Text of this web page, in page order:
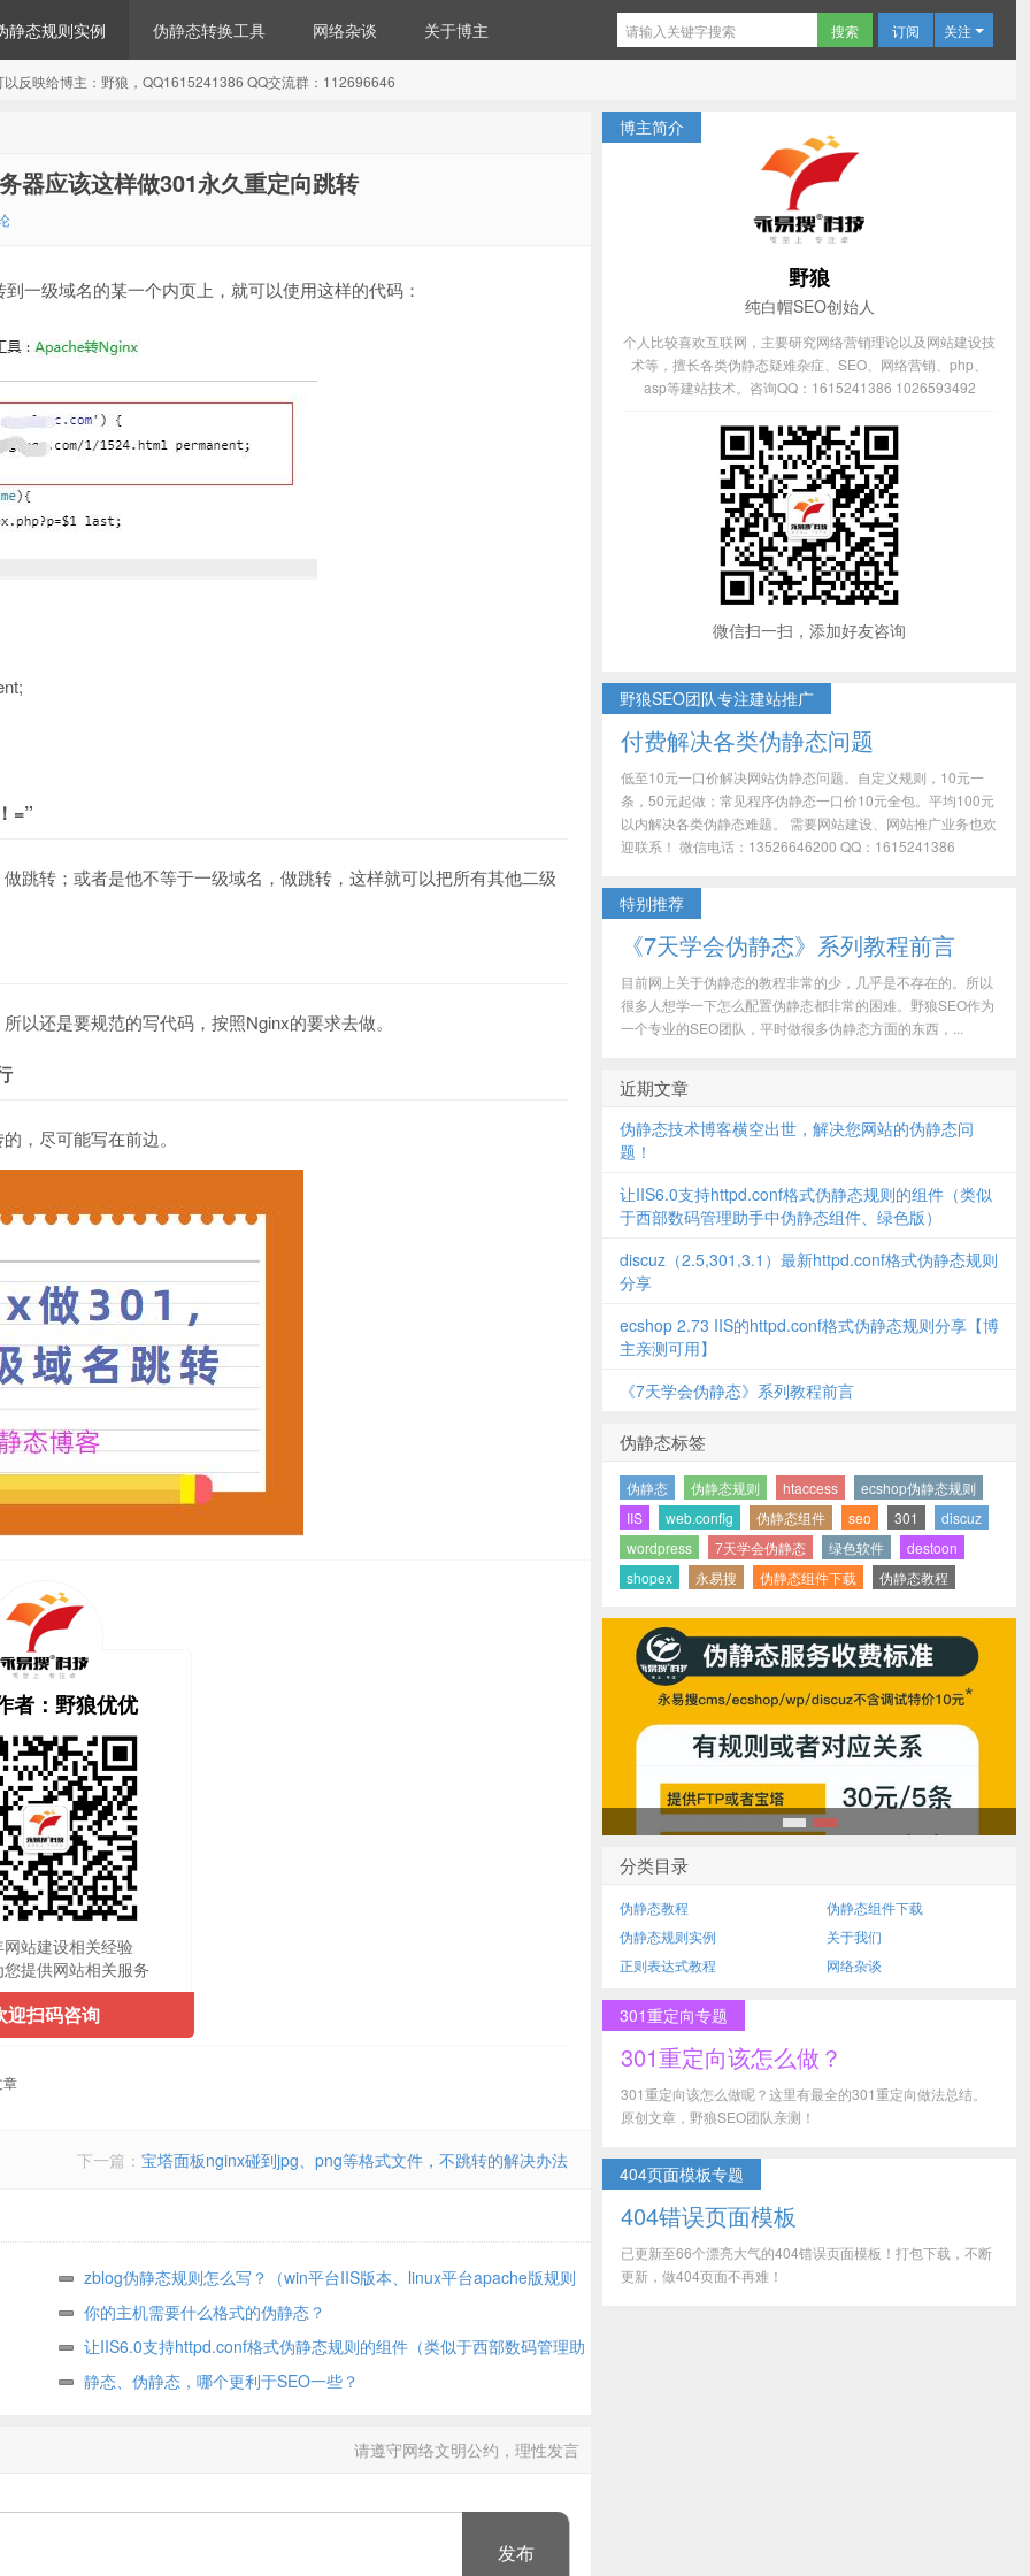
静态规则实例 伪静态转换工具 网络杂谈 关于博主 订阅 关注
反映给博主：野狼，QQ1615241386 QQ交流群：112696646
器应该这样做301永久重定向跳转
一级域名的某一个内页上，就可以使用这样的代码：
=”
跳转；或者是他不等于一级域名，做跳转，这样就可以把所有其他二级
以还是要规范的写代码，按照Nginx的要求去做。
，尽可能写在前边。
者：野狼优优
站建设相关经验
提供网站相关服务
迎扫码咨询
下一篇： 宝塔面板nginx碰到jpg、png等格式文件，不跳转的解决办法
zblog伪静态规则怎么写？（win平台IIS版本、linux平台apache版规则
大全）你的主机需要什么格式的伪静态？
让IIS6.0支持httpd.conf格式伪静态规则的组件（类似于西部数码管理助
手中伪静态组件、绿色版）
静态、伪静态，哪个更利于SEO一些？
请遵守网络文明公约，理性发言
博主简介
野狼
纯白帽SEO创始人
个人比较喜欢互联网，主要研究网络营销理论以及网站建设技
术等，擅长各类伪静态疑难杂症、SEO、网络营销、php、
asp等建站技术。咨询QQ：1615241386 1026593492
微信扫一扫，添加好友咨询
野狼SEO团队专注建站推广
付费解决各类伪静态问题
低至10元一口价解决网站伪静态问题。自定义规则，10元一
条，50元起做；常见程序伪静态一口价10元全包。平均100元
以内解决各类伪静态难题。 需要网站建设、网站推广业务也欢
迎联系！ 微信电话：13526646200 QQ：1615241386
特别推荐
《7天学会伪静态》系列教程前言
目前网上关于伪静态的教程非常的少，几乎是不存在的。所以
很多人想学一下怎么配置伪静态都非常的困难。野狼SEO作为
一个专业的SEO团队，平时做很多伪静态方面的东西，...
近期文章
伪静态技术博客横空出世，解决您网站的伪静态问
题！
让IIS6.0支持httpd.conf格式伪静态规则的组件（类似
于西部数码管理助手中伪静态组件、绿色版）
discuz（2.5,301,3.1）最新httpd.conf格式伪静态规则
分享
ecshop 2.73 IIS的httpd.conf格式伪静态规则分享【博
主亲测可用】
《7天学会伪静态》系列教程前言
伪静态标签
伪静态 伪静态规则 htaccess
ecshop伪静态规则
IIS
web.config 伪静态组件 seo 301
discuz
wordpress
7天学会伪静态 绿色软件
destoon
shopex
永易搜 伪静态组件下载 伪静态教程
分类目录
伪静态教程
伪静态组件下载
伪静态规则实例
关于我们
正则表达式教程
网络杂谈
301重定向专题
301重定向该怎么做？
301重定向该怎么做呢？这里有最全的301重定向做法总结。
原创文章，野狼SEO团队亲测！
404页面模板专题
404错误页面模板
已更新至66个漂亮大气的404错误页面模板！打包下载，不断
更新，做404页面不再难！